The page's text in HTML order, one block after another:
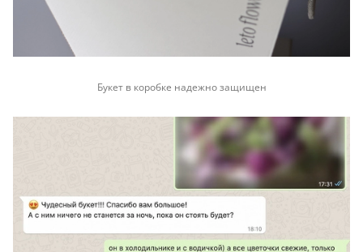
Букет в коробке надежно защищен